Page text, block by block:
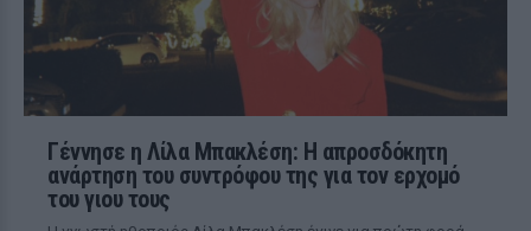
Γέννησε η Λίλα Μπακλέση: Η απροσδόκητη
ανάρτηση του συντρόφου της για τον ερχομό
του γιου τους